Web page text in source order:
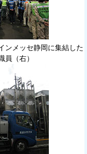
ンメッセ静岡に集結した
員（右）